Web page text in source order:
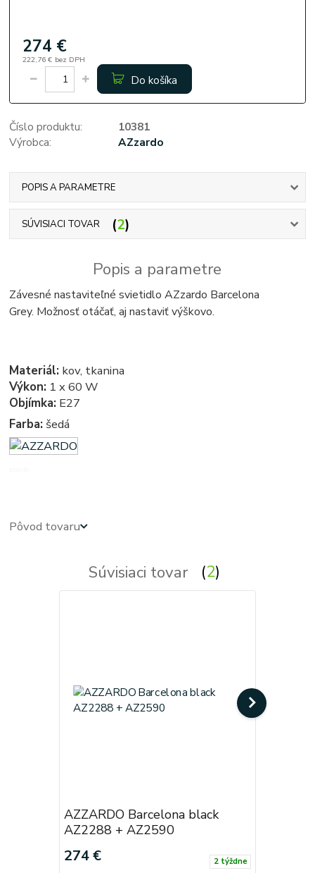
274 €
222,76 € bez DPH
Do košíka
Číslo produktu:
10381
Výrobca:
AZzardo
POPIS A PARAMETRE
SÚVISIACI TOVAR 2
Popis a parametre
Závesné nastaviteľné svietidlo AZzardo Barcelona
Grey. Možnosť otáčať, aj nastaviť výškovo.
Materiál: kov, tkanina
Výkon: 1 x 60 W
Objímka: E27
Farba: šedá
Pôvod tovaru
Súvisiaci tovar 2
AZZARDO Barcelona black
AZ2288 + AZ2590
274 € 2 týždne